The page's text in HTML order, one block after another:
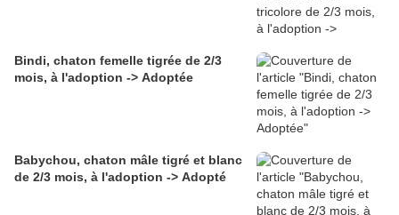
Bindi, chaton femelle tigrée de 2/3
mois, à l'adoption -> Adoptée
Babychou, chaton mâle tigré et blanc
de 2/3 mois, à l'adoption -> Adopté